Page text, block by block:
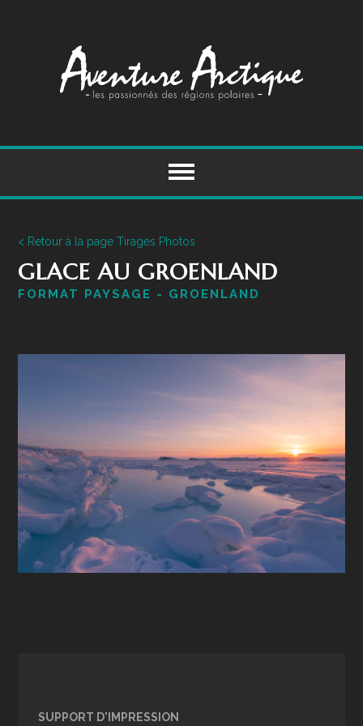
content
< Retour à la page Tirages Photos
GLACE AU GROENLAND
FORMAT PAYSAGE - GROENLAND
SUPPORT D'IMPRESSION